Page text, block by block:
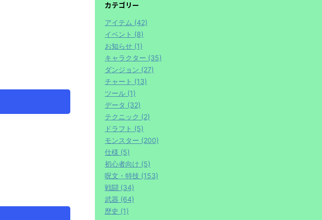
カテゴリー
アイテム (42)
イベント (8)
お知らせ (1)
キャラクター (35)
ダンジョン (27)
チャート (13)
ツール (1)
データ (32)
テクニック (2)
ドラフト (5)
モンスター (200)
仕様 (5)
初心者向け (5)
呪文・特技 (153)
戦闘 (34)
武器 (64)
歴史 (1)